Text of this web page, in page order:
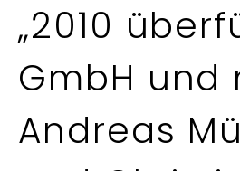
„2010
GmbH
Andreas